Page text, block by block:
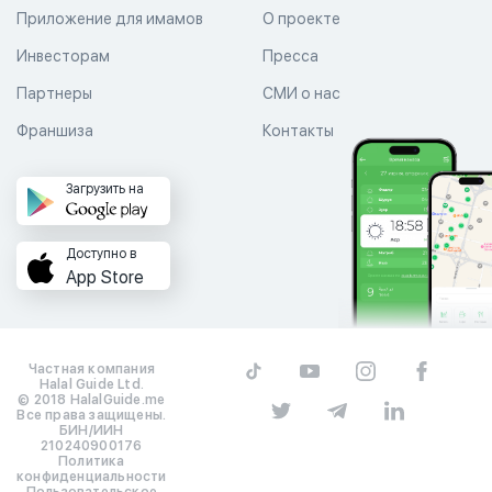
Приложение для имамов О проекте
Пресса
СМИ о нас
Контакты
Инвесторам
Партнеры
Франшиза
Загрузить на
Доступно в
App Store
Частная компания
Halal Guide Ltd.
© 2018 HalalGuide.me
Все права защищены.
БИН/ИИН
210240900176
Политика
конфиденциальности